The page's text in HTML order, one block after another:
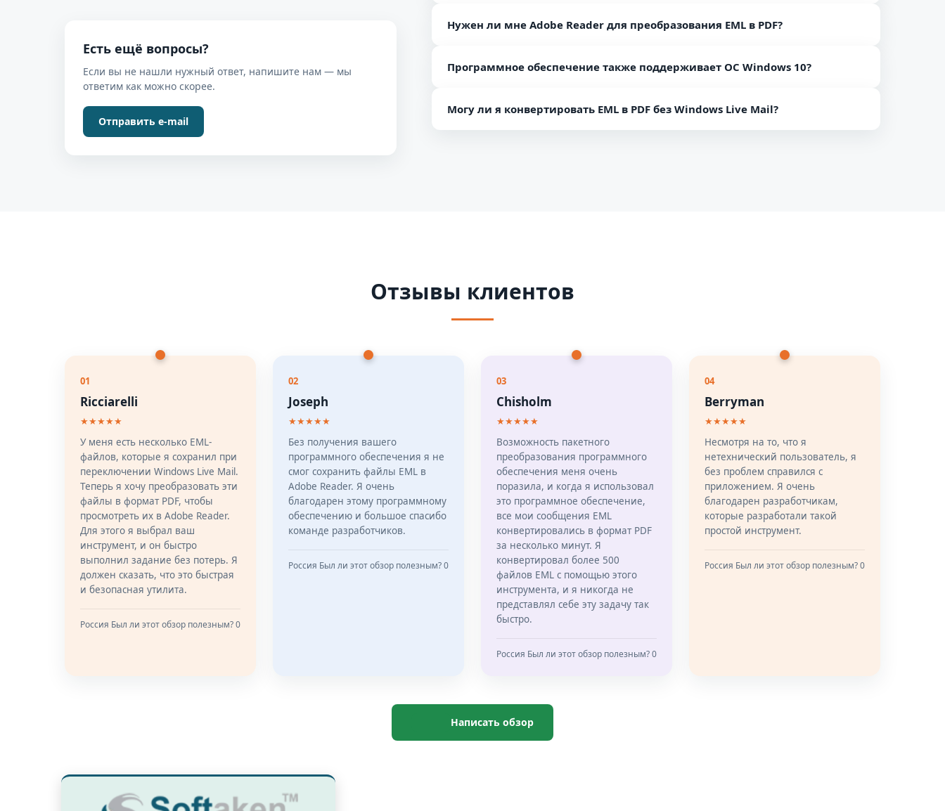
Есть ещё вопросы?
Если вы не нашли нужный ответ, напишите нам — мы
ответим как можно скорее.
Отправить e-mail
PDF вместе с вложениями, не затрагивая отдельную информацию.
Нужен ли мне Adobe Reader для преобразования EML в PDF?
обеспечение работает независимо.
Программное обеспечение также поддерживает ОС Windows 10?
Могу ли я конвертировать EML в PDF без Windows Live Mail?
Отзывы клиентов
01
Ricciarelli
★★★★★
У меня есть несколько EML-
файлов, которые я сохранил при
переключении Windows Live Mail.
Теперь я хочу преобразовать эти
файлы в формат PDF, чтобы
просмотреть их в Adobe Reader.
Для этого я выбрал ваш
инструмент, и он быстро
выполнил задание без потерь. Я
должен сказать, что это быстрая
и безопасная утилита.
Россия Был ли этот обзор полезным? 0
02
Joseph
★★★★★
Без получения вашего
программного обеспечения я не
смог сохранить файлы EML в
Adobe Reader. Я очень
благодарен этому программному
обеспечению и большое спасибо
команде разработчиков.
Россия Был ли этот обзор полезным? 0
03
Chisholm
★★★★★
Возможность пакетного
преобразования программного
обеспечения меня очень
поразила, и когда я использовал
это программное обеспечение,
все мои сообщения EML
конвертировались в формат PDF
за несколько минут. Я
конвертировал более 500
файлов EML с помощью этого
инструмента, и я никогда не
представлял себе эту задачу так
быстро.
Россия Был ли этот обзор полезным? 0
04
Berryman
★★★★★
Несмотря на то, что я
нетехнический пользователь, я
без проблем справился с
приложением. Я очень
благодарен разработчикам,
которые разработали такой
простой инструмент.
Россия Был ли этот обзор полезным? 0
Написать обзор